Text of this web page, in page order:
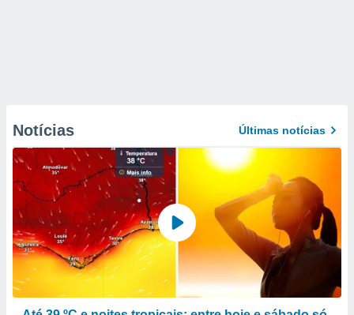
Notícias Últimas notícias